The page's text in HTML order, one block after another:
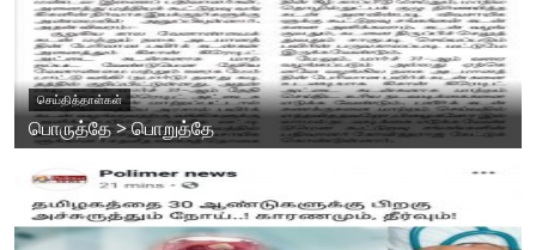
செய்தித்தாள்கள்
பொருத்தே > பொறுத்தே